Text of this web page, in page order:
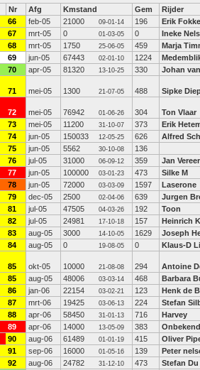
Nr Afg Kmstand Gem Rijder
66 feb-05 21000 09-01-14 196 Erik Fokke
67 mrt-05 0 01-03-05 0 Ineke
68 mrt-05 1750 25-06-05 459 Marja
69 jun-05 67443 02-01-10 1224
70 apr-05 81320 13-10-25 330 Johan
71 mei-05 1300 21-07-05 488 Sipke
72 mei-05 76942 01-06-26 304 Ton Vlaar
73 mei-05 11200 31-10-07 373 Erik
74 jun-05 150033 12-05-25 626 Alfred
75 jun-05 5562 30-10-08 136
76 jul-05 31000 06-09-12 359 Jan
77 jun-05 100000 03-01-23 473 Silke M
78 jun-05 72000 03-03-09 1597 Laserone
79 dec-05 2500 02-04-06 639 Jurgen
81 jul-05 47505 04-03-26 192 Toon
82 jul-05 24981 17-10-18 157 Heinrich K
83 aug-05 3000 14-10-05 1629 Joseph
84 aug-05 0 19-08-05 0 Klaus-D
85 okt-05 10000 21-08-08 294 Antoine
85 aug-05 48006 03-03-14 468 Barbara
86 jan-06 22154 03-02-21 123 Henk de
87 mrt-06 19425 03-06-13 224 Stefan
88 apr-06 58450 31-01-13 716 Harvey
89 apr-06 14000 13-05-09 383
Onbekend
90 aug-06 61489 01-01-19 415 Oliver
91 sep-06 16000 01-05-16 139 Peter
92 aug-06 24782 31-12-10 473 Stefan